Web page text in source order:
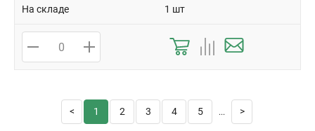
На складе 1 шт
1 2 3 4 5 ...